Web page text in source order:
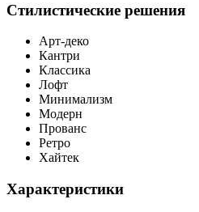
Стилистические решения
Арт-деко
Кантри
Классика
Лофт
Минимализм
Модерн
Прованс
Ретро
Хайтек
Характеристики